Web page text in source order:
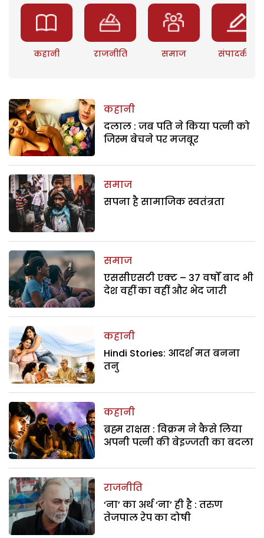
कहानी राजनीति समाज संपादकीय
कहानी
दलाल : जब पति ने किया पत्नी को
जिस्म बेचने पर मजबूर
समाज
सपना है सामाजिक स्वतंत्रता
समाज
एससीएसटी एक्ट – 37 वर्षों बाद भी
देश वहीं का वहीं और भेद जारी
कहानी
Hindi Stories: आदर्श मत बनना
तनु
कहानी
ब्रह्म राक्षस : विक्रम ने कैसे लिया
अपनी पत्नी की बेइज्जती का बदला
राजनीति
‘ना’ का अर्थ ‘ना’ ही है : तरुण
तेजपाल रेप का दोषी